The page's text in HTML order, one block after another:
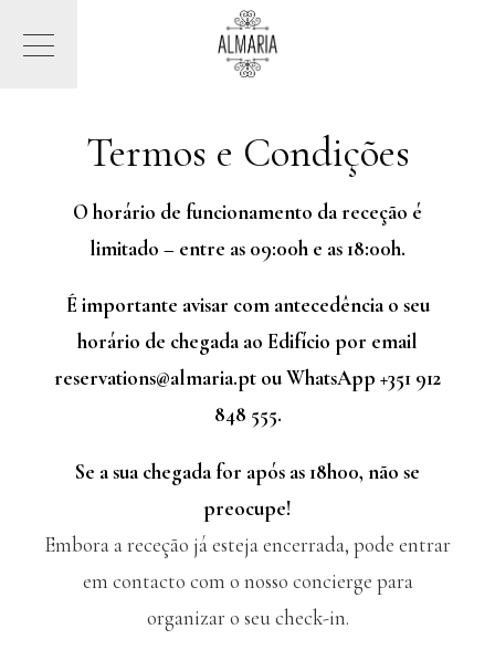
Termos e Condições
O horário de funcionamento da receção é
limitado – entre as 09:00h e as 18:00h.
É importante avisar com antecedência o seu
horário de chegada ao Edifício por email
reservations@almaria.pt ou WhatsApp +351 912
848 555.
Se a sua chegada for após as 18h00, não se
preocupe!
Embora a receção já esteja encerrada, pode entrar
em contacto com o nosso concierge para
organizar o seu check-in.